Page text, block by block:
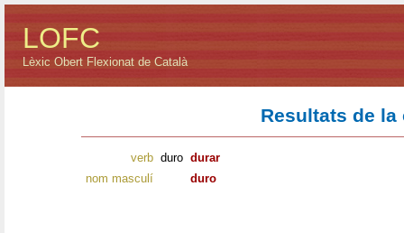
LOFC
Lèxic Obert Flexionat de Català
Resultats de la
verb duro durar
nom masculí
duro